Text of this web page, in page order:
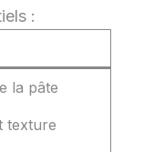
:
la pâte
texture